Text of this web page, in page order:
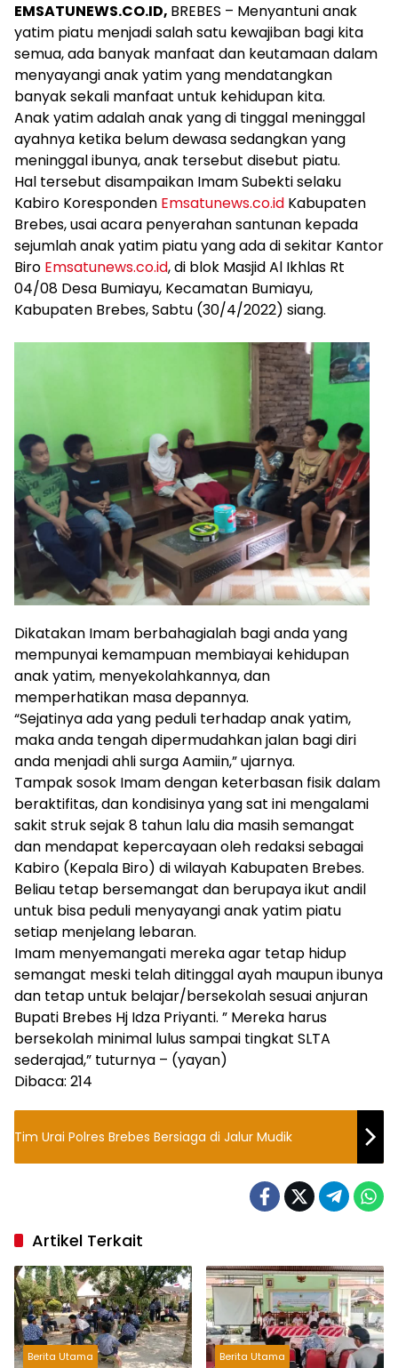
EMSATUNEWS.CO.ID, BREBES – Menyantuni anak
yatim piatu menjadi salah satu kewajiban bagi kita
semua, ada banyak manfaat dan keutamaan dalam
menyayangi anak yatim yang mendatangkan
banyak sekali manfaat untuk kehidupan kita.
Anak yatim adalah anak yang di tinggal meninggal
ayahnya ketika belum dewasa sedangkan yang
meninggal ibunya, anak tersebut disebut piatu.
Hal tersebut disampaikan Imam Subekti selaku
Kabiro Koresponden Emsatunews.co.id Kabupaten
Brebes, usai acara penyerahan santunan kepada
sejumlah anak yatim piatu yang ada di sekitar Kantor
Biro Emsatunews.co.id, di blok Masjid Al Ikhlas Rt
04/08 Desa Bumiayu, Kecamatan Bumiayu,
Kabupaten Brebes, Sabtu (30/4/2022) siang.
Dikatakan Imam berbahagialah bagi anda yang
mempunyai kemampuan membiayai kehidupan
anak yatim, menyekolahkannya, dan
memperhatikan masa depannya.
“Sejatinya ada yang peduli terhadap anak yatim,
maka anda tengah dipermudahkan jalan bagi diri
anda menjadi ahli surga Aamiin,” ujarnya.
Tampak sosok Imam dengan keterbasan fisik dalam
beraktifitas, dan kondisinya yang sat ini mengalami
sakit struk sejak 8 tahun lalu dia masih semangat
dan mendapat kepercayaan oleh redaksi sebagai
Kabiro (Kepala Biro) di wilayah Kabupaten Brebes.
Beliau tetap bersemangat dan berupaya ikut andil
untuk bisa peduli menyayangi anak yatim piatu
setiap menjelang lebaran.
Imam menyemangati mereka agar tetap hidup
semangat meski telah ditinggal ayah maupun ibunya
dan tetap untuk belajar/bersekolah sesuai anjuran
Bupati Brebes Hj Idza Priyanti. ” Mereka harus
bersekolah minimal lulus sampai tingkat SLTA
sederajad,” tuturnya – (yayan)
Dibaca: 214
Tim Urai Polres Brebes Bersiaga di Jalur Mudik
Artikel Terkait
Berita Utama Berita Utama